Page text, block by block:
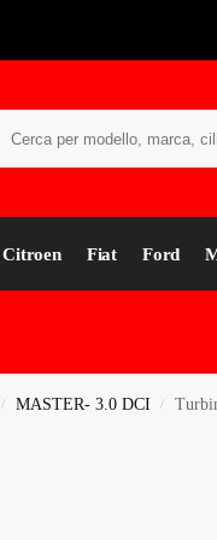
Citroen Fiat Ford
/ MASTER- 3.0 DCI /